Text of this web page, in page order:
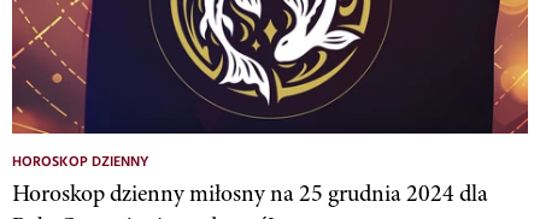
HOROSKOP DZIENNY
Horoskop dzienny miłosny na 25 grudnia 2024 dla